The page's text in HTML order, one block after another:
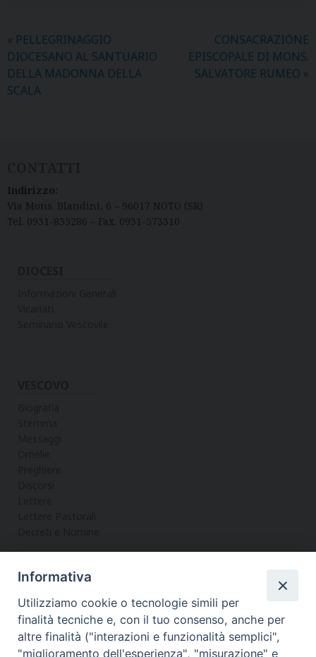
« PELLEGRINAGGIO
DIOCESANO AL SANTUARIO
DELLA MADONNA DELLA
SCALA
CONSACRAZIONE
EPISCOPALE DI MONS.
SALVATORE RUMEO »
Indirizzo:
Via Mons. Blandini, 6 – 96017 NOTO (SR)
Tel. 0931-835286 – Fax. 0931-573310
Informazioni
Vicario Generale
Uffici
Informativa
Utilizziamo cookie o tecnologie simili per
finalità tecniche e, con il tuo consenso, anche per
altre finalità ("interazioni e funzionalità semplici",
"miglioramento dell'esperienza", "misurazione" e